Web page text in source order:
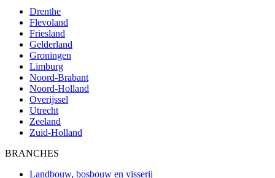
Drenthe
Flevoland
Friesland
Gelderland
Groningen
Limburg
Noord-Brabant
Noord-Holland
Overijssel
Utrecht
Zeeland
Zuid-Holland
BRANCHES
Landbouw, bosbouw en visserij